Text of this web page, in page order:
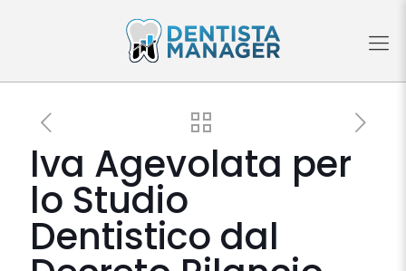
Iva Agevolata per
lo Studio
Dentistico dal